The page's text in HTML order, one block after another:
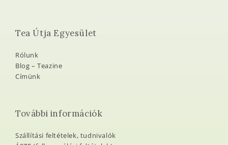
Tea Útja Egyesület
Rólunk
Blog – Teazine
Címünk
További információk
Szállítási feltételek, tudnivalók